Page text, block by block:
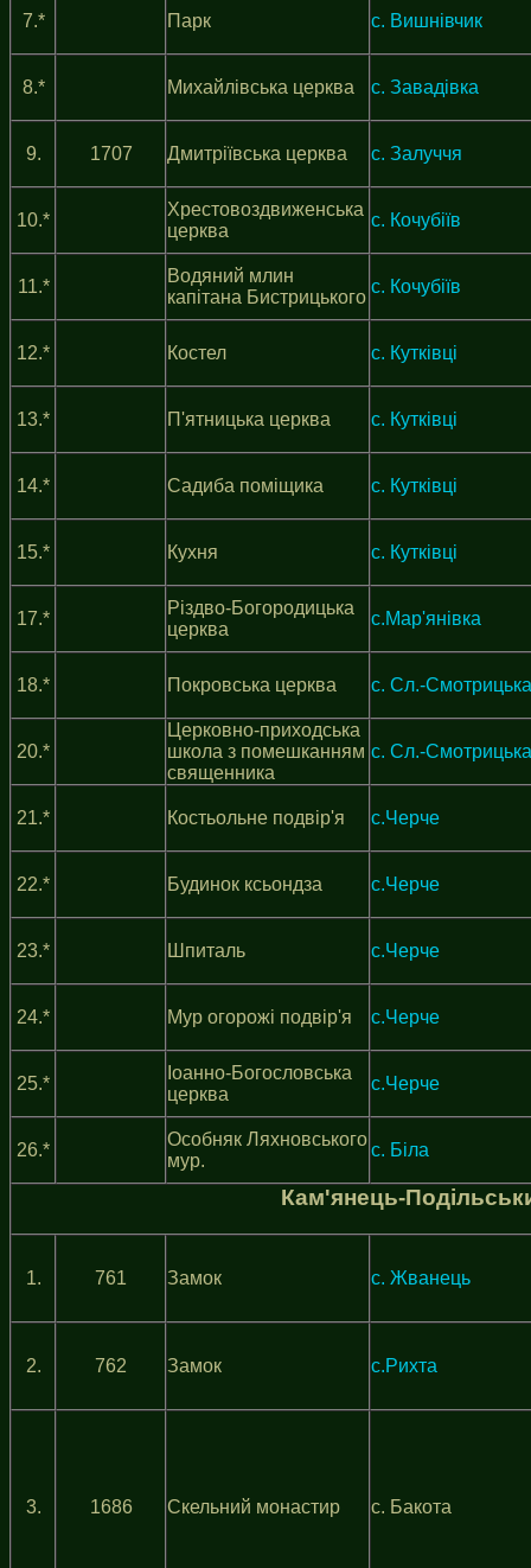
7.* Парк с. Вишнівчик
8.* Михайлівська церква c. Завадівка
9. 1707 Дмитріївська церква с. Залуччя
10.*
Хрестовоздвиженська
церква
с. Кочубіїв
11.*
Водяний млин
капітана Бистрицького
с. Кочубіїв
12.* Костел c. Кутківці
13.* П'ятницька церква c. Кутківці
14.* Садиба поміщика c. Кутківці
15.* Кухня c. Кутківці
17.*
Різдво-Богородицька
церква
c.Мар'янівка
18.* Покровська церква с. Сл.-Смотрицька
20.*
Церковно-приходська
школа з помешканням
священника
с. Сл.-Смотрицька
21.* Костьольне подвір'я с.Черче
22.* Будинок ксьондза с.Черче
23.* Шпиталь с.Черче
24.* Мур огорожі подвір'я с.Черче
25.*
Іоанно-Богословська
церква
с.Черче
26.*
Особняк Ляхновського
мур.
с. Біла
Кам'янець-
1. 761 Замок с. Жванець
2. 762 Замок с.Рихта
3. 1686 Скельний монастир с. Бакота